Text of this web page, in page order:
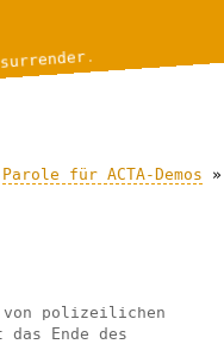
Parole für ACTA-Demos »
von polizeilichen
Ende des